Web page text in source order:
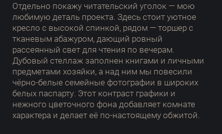
Отдельно покажу читательский уголок — мою
любимую деталь проекта. Здесь стоит уютное
кресло с высокой спинкой, рядом — торшер с
тканевым абажуром, дающий ровный
рассеянный свет для чтения по вечерам.
Дубовый стеллаж заполнен книгами и личными
предметами хозяйки, а над ним мы повесили
чёрно-белые семейные фотографии в широких
белых паспарту. Этот контраст графики и
нежного цветочного фона добавляет комнате
характера и делает её по-настоящему обжитой.